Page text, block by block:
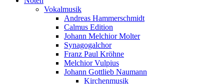
Vokalmusik
Andreas Hammerschmidt
Calmus Edition
Johann Melchior Molter
Synagogalchor
Franz Paul Kröhne
Melchior Vulpius
Johann Gottlieb Naumann
Kirchenmusik